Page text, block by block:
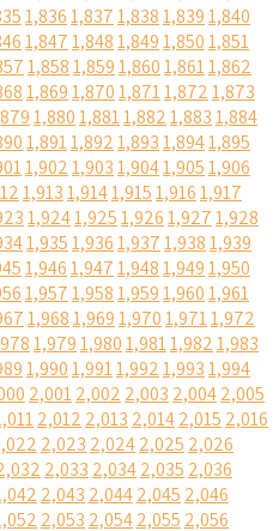
1,8361,8371,8381,8391,840
1,8471,8481,8491,8501,851
1,8581,8591,8601,8611,862
1,8691,8701,8711,8721,873
1,8801,8811,8821,8831,884
1,8911,8921,8931,8941,895
1,9021,9031,9041,9051,906
1,9131,9141,9151,9161,917
1,9241,9251,9261,9271,928
1,9351,9361,9371,9381,939
1,9461,9471,9481,9491,950
1,9571,9581,9591,9601,961
1,9681,9691,9701,9711,972
1,9791,9801,9811,9821,983
1,9901,9911,9921,9931,994
2,0012,002 2,003 2,0042,005
2,012 2,013 2,0142,015 2,016
2,023 2,0242,025 2,026
2,033 2,0342,035 2,036
2,043 2,0442,045 2,046
2,053 2,0542,055 2,056